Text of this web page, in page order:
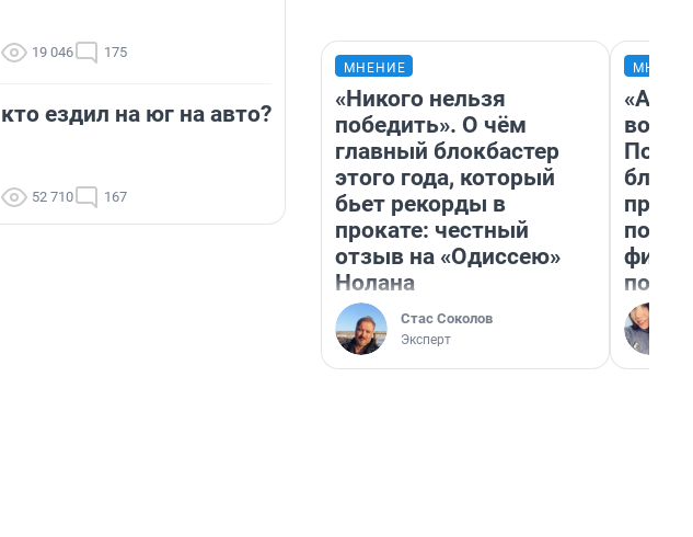
19 046 175
кто ездил на юг на авто?
52 710 167
МНЕНИЕ
«Никого нельзя
победить». О чём
главный блокбастер
этого года, который
бьет рекорды в
прокате: честный
отзыв на «Одиссею»
Нолана
Стас Соколов
Эксперт
вот